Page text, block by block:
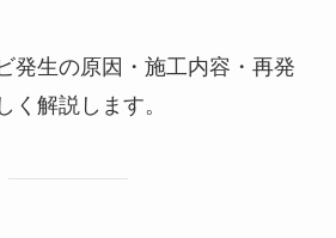
発生の原因・施工内容・再発
く解説します。